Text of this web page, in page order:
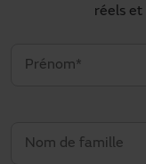
réels et